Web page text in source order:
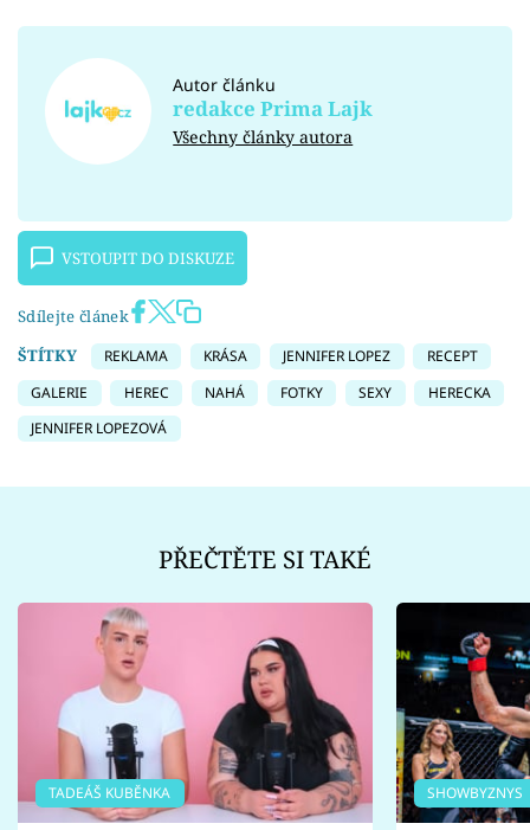
Autor článku
redakce Prima Lajk
Všechny články autora
VSTOUPIT DO DISKUZE
Sdílejte článek
ŠTÍTKY
REKLAMA KRÁSA JENNIFER LOPEZ
RECEPT
GALERIE
HEREC NAHÁ FOTKY SEXY
HERECKA
JENNIFER LOPEZOVÁ
PŘEČTĚTE SI TAKÉ
TADEÁŠ KUBĚNKA SHOWBYZNYS